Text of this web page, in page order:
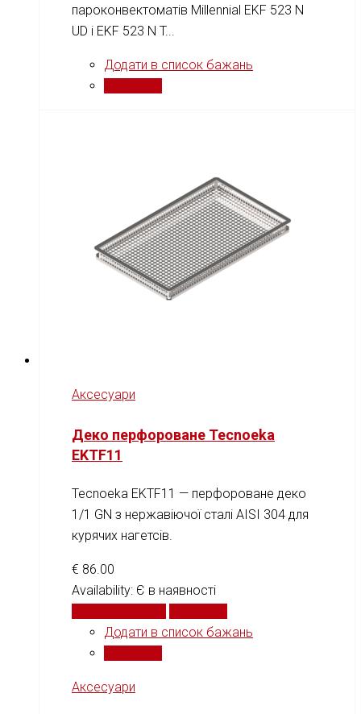
пароконвектоматів Millennial EKF 523 N
UD і EKF 523 N T...
Додати в список бажань
Аксесуари
Деко перфороване Tecnoeka
EKTF11
Tecnoeka EKTF11 — перфороване деко
1/1 GN з нержавіючої сталі AISI 304 для
курячих нагетсів.
€ 86.00
Availability: Є в наявності
Додати в список бажань
Аксесуари